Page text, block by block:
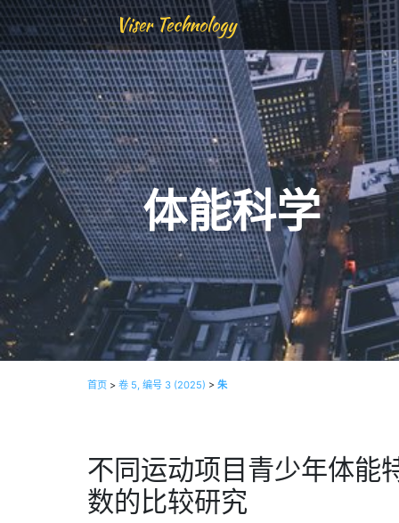
Viser Technology
体能科学
首页 > 卷 5, 编号 3 (2025) > 朱
不同运动项目青少年体能
数的比较研究